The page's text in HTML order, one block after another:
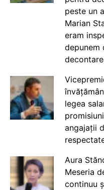
peste un
Marian
eram
depunem
legea
angajații
Aura
Meseria
continuu